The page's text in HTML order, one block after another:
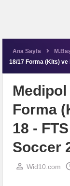
Ana Sayfa
18/17 Forma (Kits) ve
Forma
18 -
Soccer
perm_identity Wid10.com